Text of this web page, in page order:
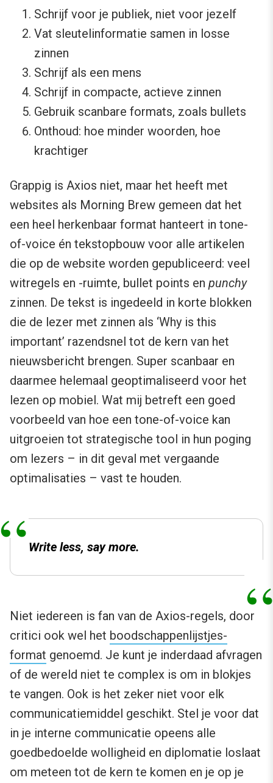
Schrijf voor je publiek, niet voor jezelf
Vat sleutelinformatie samen in losse
zinnen
Schrijf als een mens
Schrijf in compacte, actieve zinnen
Gebruik scanbare formats, zoals bullets
Onthoud: hoe minder woorden, hoe
krachtiger
Grappig is Axios niet, maar het heeft met
websites als Morning Brew gemeen dat het
een heel herkenbaar format hanteert in tone-
of-voice én tekstopbouw voor alle artikelen
die op de website worden gepubliceerd: veel
witregels en -ruimte, bullet points en punchy
zinnen. De tekst is ingedeeld in korte blokken
die de lezer met zinnen als ‘Why is this
important’ razendsnel tot de kern van het
nieuwsbericht brengen. Super scanbaar en
daarmee helemaal geoptimaliseerd voor het
lezen op mobiel. Wat mij betreft een goed
voorbeeld van hoe een tone-of-voice kan
uitgroeien tot strategische tool in hun poging
om lezers – in dit geval met vergaande
optimalisaties – vast te houden.
Write less, say more.
Niet iedereen is fan van de Axios-regels, door
critici ook wel het boodschappenlijstjes-
format genoemd. Je kunt je inderdaad afvragen
of de wereld niet te complex is om in blokjes
te vangen. Ook is het zeker niet voor elk
communicatiemiddel geschikt. Stel je voor dat
in je interne communicatie opeens alle
goedbedoelde wolligheid en diplomatie loslaat
om meteen tot de kern te komen en je op je